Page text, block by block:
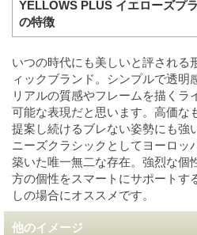
YELLOWS PLUS イエローズプ
の特徴
いつの時代にも美しいと評される
ィックブランド。シンプルで透明
リアルの質感やフレームを描くラ
可能な表現だと思います。高価な
提案し続けるブレない姿勢にも強
ニーズクラシックとしてヨーロッ
築いた唯一無二な存在。強烈な個
方の個性をスマートにサポートす
しの場合にオススメです。
他のイメージ